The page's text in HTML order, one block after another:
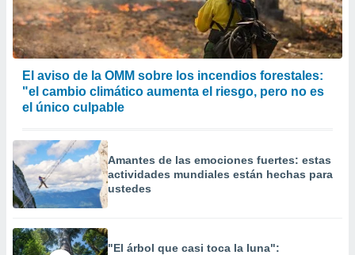
El aviso de la OMM sobre los incendios forestales:
"el cambio climático aumenta el riesgo, pero no es
el único culpable
Amantes de las emociones fuertes: estas
actividades mundiales están hechas para
ustedes
"El árbol que casi toca la luna":